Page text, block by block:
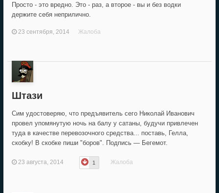
Просто - это вредно. Это - раз, а второе - вы и без водки
держите себя неприлично.
23 сентября, 2014 Жалоба
Штази
Сим удостоверяю, что предъявитель сего Николай Иванович
провел упомянутую ночь на балу у сатаны, будучи привлечен
туда в качестве перевозочного средства... поставь, Гелла,
скобку! В скобке пиши "боров". Подпись — Бегемот.
23 августа, 2014 1 Жалоба